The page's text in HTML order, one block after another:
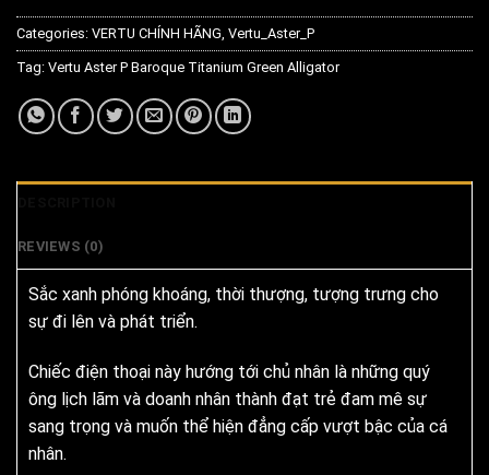
Categories: VERTU CHÍNH HÃNG, Vertu_Aster_P
Tag: Vertu Aster P Baroque Titanium Green Alligator
REVIEWS (0)
Sắc xanh phóng khoáng, thời thượng, tượng trưng cho
sự đi lên và phát triển.
Chiếc điện thoại này hướng tới chủ nhân là những quý
ông lịch lãm và doanh nhân thành đạt trẻ đam mê sự
sang trọng và muốn thể hiện đẳng cấp vượt bậc của cá
nhân.